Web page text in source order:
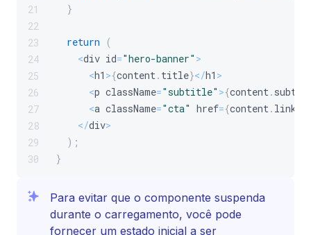
21
22
23
24
25
26
27
28
29
30
}
return
(
<div id="hero-banner" >
<h1 >{content . title}</h1 >
<p className="subtitle" >{content .
<a className="cta" href={content . link
</div>
) ;
}
Para evitar que o componente suspenda
durante o carregamento, você pode
fornecer um estado inicial a ser